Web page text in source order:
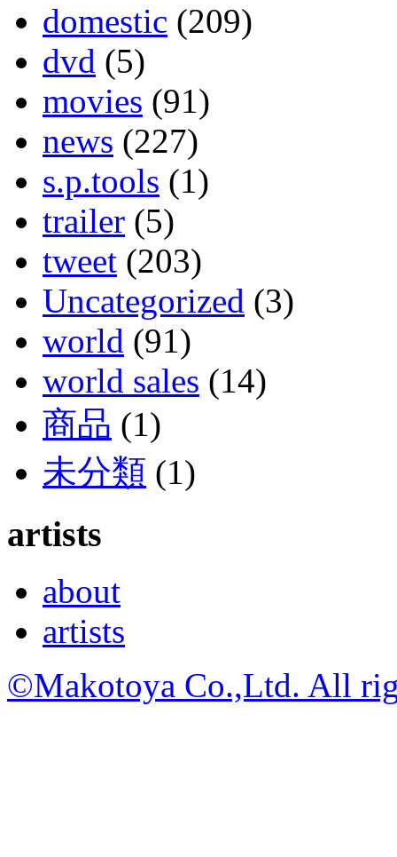
domestic (209)
dvd (5)
movies (91)
news (227)
s.p.tools (1)
trailer (5)
tweet (203)
Uncategorized (3)
world (91)
world sales (14)
商品 (1)
未分類 (1)
artists
about
artists
©Makotoya Co.,Ltd. All